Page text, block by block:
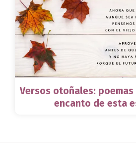
Versos otoñales:
encanto de esta